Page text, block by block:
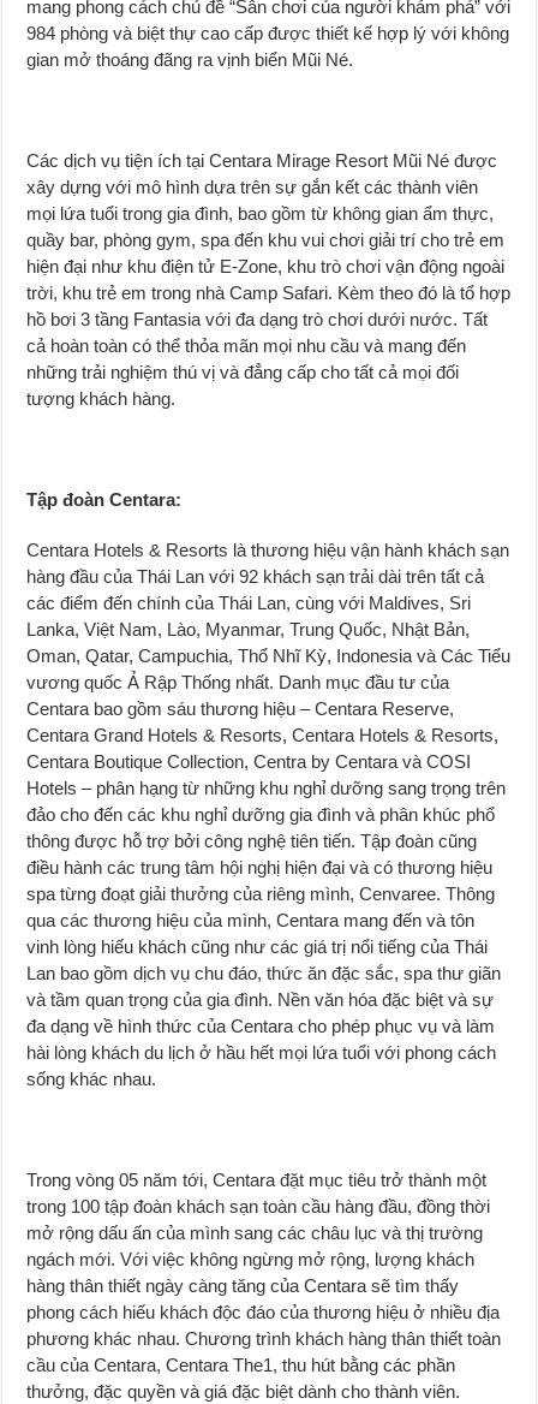
mang phong cách chủ đề “Sân chơi của người khám phá” với
984 phòng và biệt thự cao cấp được thiết kế hợp lý với không
gian mở thoáng đãng ra vịnh biển Mũi Né.
Các dịch vụ tiện ích tại Centara Mirage Resort Mũi Né được
xây dựng với mô hình dựa trên sự gắn kết các thành viên
mọi lứa tuổi trong gia đình, bao gồm từ không gian ẩm thực,
quầy bar, phòng gym, spa đến khu vui chơi giải trí cho trẻ em
hiện đại như khu điện tử E-Zone, khu trò chơi vận động ngoài
trời, khu trẻ em trong nhà Camp Safari. Kèm theo đó là tổ hợp
hồ bơi 3 tầng Fantasia với đa dạng trò chơi dưới nước. Tất
cả hoàn toàn có thể thỏa mãn mọi nhu cầu và mang đến
những trải nghiệm thú vị và đẳng cấp cho tất cả mọi đối
tượng khách hàng.
Tập đoàn Centara:
Centara Hotels & Resorts là thương hiệu vận hành khách sạn
hàng đầu của Thái Lan với 92 khách sạn trải dài trên tất cả
các điểm đến chính của Thái Lan, cùng với Maldives, Sri
Lanka, Việt Nam, Lào, Myanmar, Trung Quốc, Nhật Bản,
Oman, Qatar, Campuchia, Thổ Nhĩ Kỳ, Indonesia và Các Tiểu
vương quốc Ả Rập Thống nhất. Danh mục đầu tư của
Centara bao gồm sáu thương hiệu – Centara Reserve,
Centara Grand Hotels & Resorts, Centara Hotels & Resorts,
Centara Boutique Collection, Centra by Centara và COSI
Hotels – phân hạng từ những khu nghỉ dưỡng sang trọng trên
đảo cho đến các khu nghỉ dưỡng gia đình và phân khúc phổ
thông được hỗ trợ bởi công nghệ tiên tiến. Tập đoàn cũng
điều hành các trung tâm hội nghị hiện đại và có thương hiệu
spa từng đoạt giải thưởng của riêng mình, Cenvaree. Thông
qua các thương hiệu của mình, Centara mang đến và tôn
vinh lòng hiếu khách cũng như các giá trị nổi tiếng của Thái
Lan bao gồm dịch vụ chu đáo, thức ăn đặc sắc, spa thư giãn
và tầm quan trọng của gia đình. Nền văn hóa đặc biệt và sự
đa dạng về hình thức của Centara cho phép phục vụ và làm
hài lòng khách du lịch ở hầu hết mọi lứa tuổi với phong cách
sống khác nhau.
Trong vòng 05 năm tới, Centara đặt mục tiêu trở thành một
trong 100 tập đoàn khách sạn toàn cầu hàng đầu, đồng thời
mở rộng dấu ấn của mình sang các châu lục và thị trường
ngách mới. Với việc không ngừng mở rộng, lượng khách
hàng thân thiết ngày càng tăng của Centara sẽ tìm thấy
phong cách hiếu khách độc đáo của thương hiệu ở nhiều địa
phương khác nhau. Chương trình khách hàng thân thiết toàn
cầu của Centara, Centara The1, thu hút bằng các phần
thưởng, đặc quyền và giá đặc biệt dành cho thành viên.